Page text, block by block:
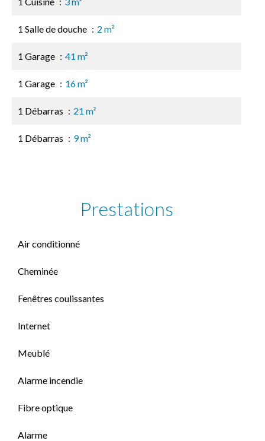
1 Salle de douche 2 m²
1 Garage 41 m²
1 Garage 16 m²
1 Débarras 21 m²
1 Débarras 9 m²
Prestations
Air conditionné
Cheminée
Fenêtres coulissantes
Internet
Meublé
Alarme incendie
Fibre optique
Alarme